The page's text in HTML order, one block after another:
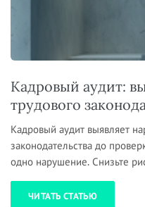
Кадровый аудит:
трудового
Кадровый аудит выявляет
законодательства до
одно нарушение. Снизьте
ЧИТАТЬ СТАТЬЮ